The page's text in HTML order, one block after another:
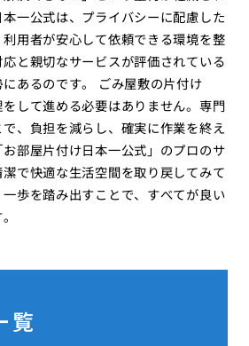
一公式は、プライバシーに配慮した
用者が安心して依頼できる環境を整
と親切なサービスが評価されている
あるのです。 ごみ屋敷の片付け
して進める必要はありません。専門
、負担を減らし、確実に作業を終え
部屋片付け日本一公式」のプロのサ
で快適な生活空間を取り戻してみて
歩を踏み出すことで、すべてが良い
覧